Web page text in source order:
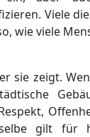
Viele
wie viele
sie zeigt.
dtische Gebä
gilt für